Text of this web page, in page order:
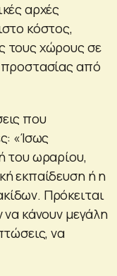
αρχές
κόστος,
τους χώρους σε
προστασίας από
που
«Ίσως
του ωραρίου,
εκπαίδευση ή η
Πρόκειται
κάνουν μεγάλη
να